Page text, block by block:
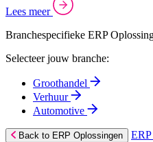
Lees meer
Branchespecifieke ERP
Selecteer jouw branche:
Groothandel
Verhuur
Automotive
Back to ERP Oplossingen